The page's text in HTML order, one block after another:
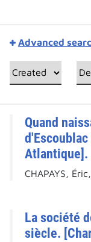
Advanced
Quand
Atlantique].
CHAPAYS,
La société
siècle.